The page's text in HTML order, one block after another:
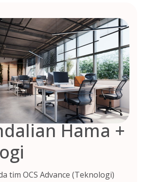
Hama +
tim OCS Advance (Teknologi)